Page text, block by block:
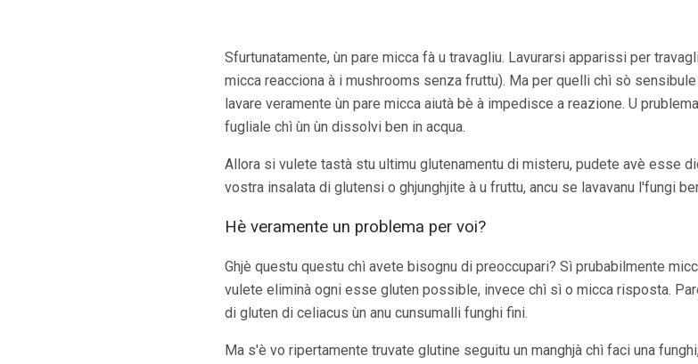
Sfurtunatamente, ùn pare micca fà u travagliu. Lavurarsi apparissi per
micca reacciona à i mushrooms senza fruttu). Ma per quelli chì sò
lavare veramente ùn pare micca aiutà bè à impedisce a reazione. U
fugliale chì ùn ùn dissolvi ben in acqua.
Allora si vulete tastà stu ultimu glutenamentu di misteru, pudete avè esse
vostra insalata di glutensi o ghjunghjite à u fruttu, ancu se lavavanu l'fungi
Hè veramente un problema per voi?
Ghjè questu questu chì avete bisognu di preoccupari? Sì prubabilmente
vulete eliminà ogni esse gluten possible, invece chì sì o micca risposta.
di gluten di celiacus ùn anu cunsumalli funghi fini.
Ma s'è vo ripertamente truvate glutine seguitu un manghjà chì faci una